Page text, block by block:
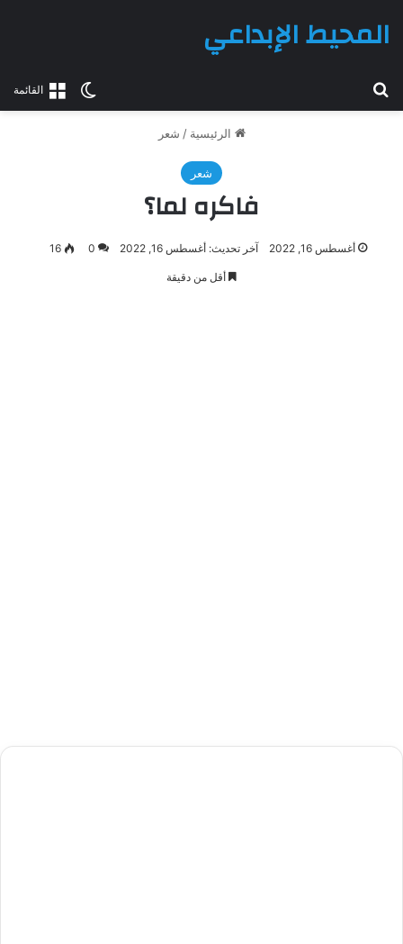
القائمةالوضع
المحيط الإبداعي
الرئيسية / شعر
شعر
فاكره لما؟
أغسطس 16, 2022 آخر تحديث: أغسطس 16, 2022 0
16
أقل من دقيقة